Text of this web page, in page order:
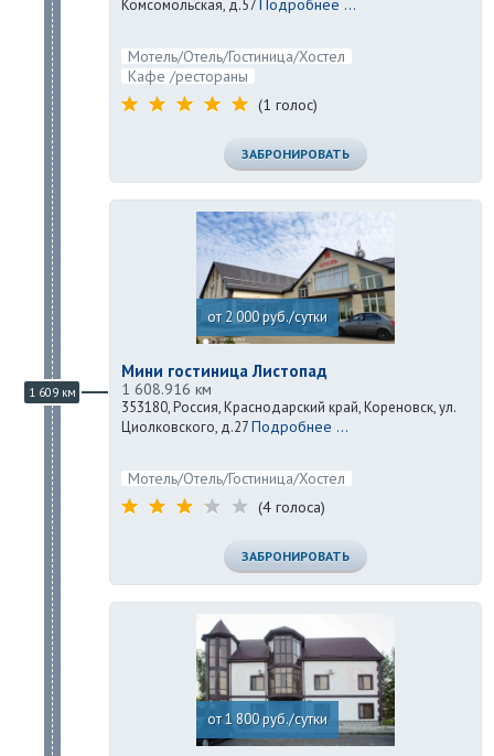
Комсомольская, д.57Подробнее ...
Мотель/Отель/Гостиница/Хостел
Кафе /рестораны
(1 голос)
ЗАБРОНИРОВАТЬ
1 609 км
от 2 000 руб./сутки
Мини гостиница Листопад
1 608.916 км
353180, Россия, Краснодарский край, Кореновск, ул.
Циолковского, д.27Подробнее ...
Мотель/Отель/Гостиница/Хостел
(4 голоса)
ЗАБРОНИРОВАТЬ
от 1 800 руб./сутки